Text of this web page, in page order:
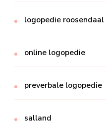
logopedie roosendaal
online logopedie
preverbale logopedie
salland